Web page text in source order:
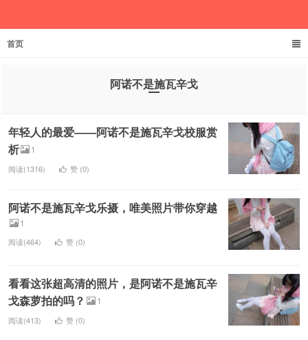
首页
阿诺不是施瓦辛戈
年轻人的最爱——阿诺不是施瓦辛戈校服赏
析
1
阅读(1316) 赞 (0)
阿诺不是施瓦辛戈乐摄，唯美照片带你穿越
1
阅读(464) 赞 (0)
看看这张超高清的照片，是阿诺不是施瓦辛
戈森萝拍的吗？
1
阅读(413) 赞 (0)